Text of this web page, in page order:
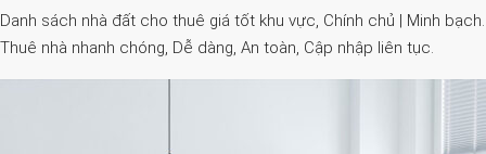
Danh sách nhà đất cho thuê giá tốt khu vực, Chính chủ | Minh bạch.
Thuê nhà nhanh chóng, Dễ dàng, An toàn, Cập nhập liên tục.